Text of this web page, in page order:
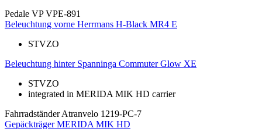
Pedale VP VPE-891
Beleuchtung vorne Herrmans H-Black MR4 E
STVZO
Beleuchtung hinter Spanninga Commuter Glow XE
STVZO
integrated in MERIDA MIK HD carrier
Fahrradständer Atranvelo 1219-PC-7
Gepäckträger MERIDA MIK HD